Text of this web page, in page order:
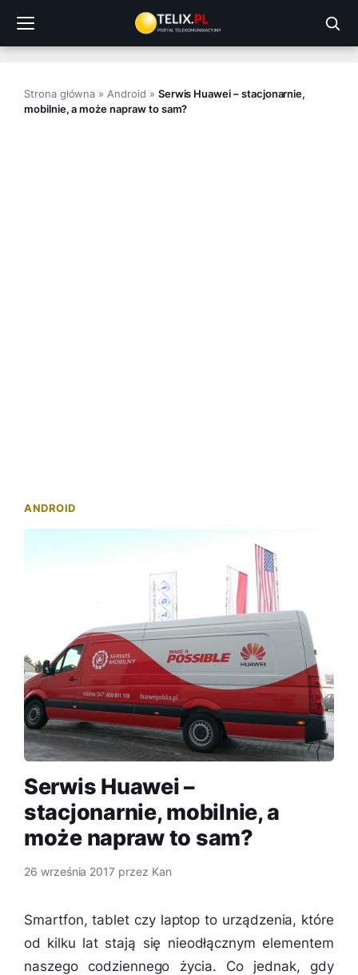
treści
Strona główna » Android » Serwis Huawei – stacjonarnie,
mobilnie, a może napraw to sam?
ANDROID
Serwis Huawei –
stacjonarnie, mobilnie, a
może napraw to sam?
26 września 2017 przez Kan
Smartfon, tablet czy laptop to urządzenia, które
od kilku lat stają się nieodłącznym elementem
naszego codziennego życia. Co jednak, gdy